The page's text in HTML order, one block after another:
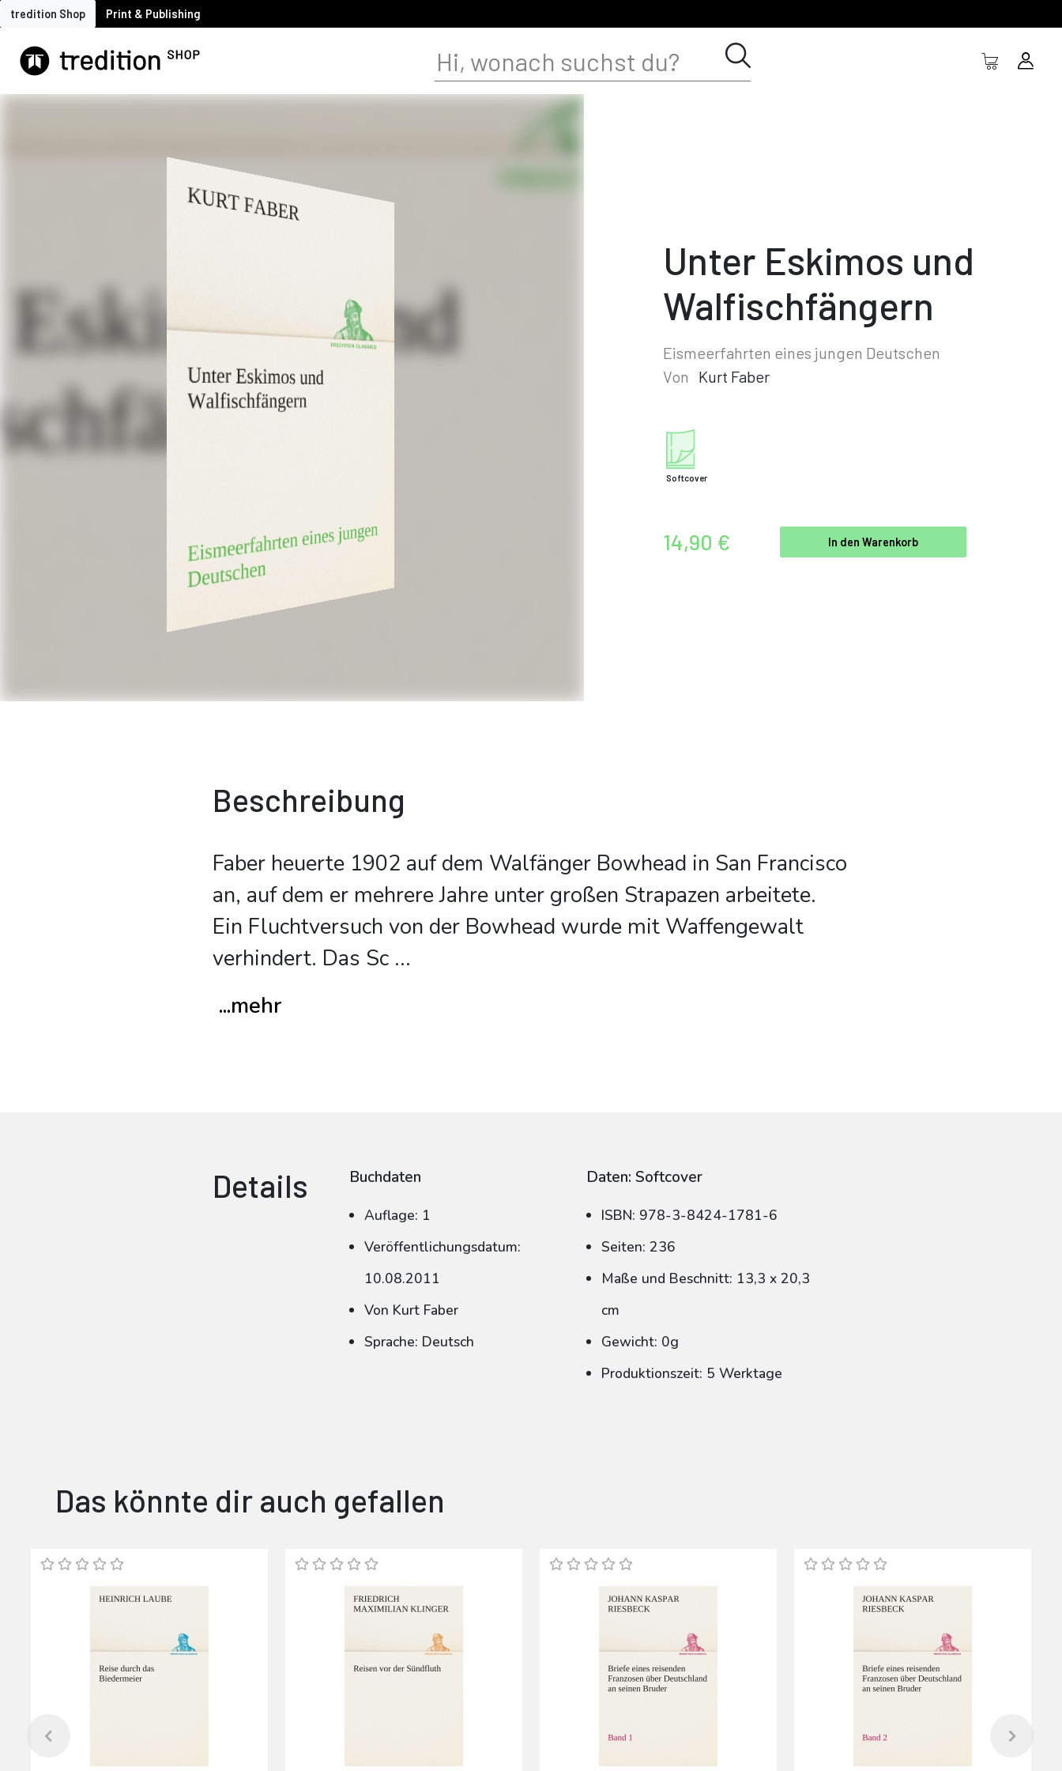
tredition Shop Print & Publishing
Unter Eskimos und
Walfischfängern
Eismeerfahrten eines jungen Deutschen
Von
Kurt Faber
Softcover
14,90 € In den Warenkorb
Beschreibung
Faber heuerte 1902 auf dem Walfänger Bowhead in San Francisco
an, auf dem er mehrere Jahre unter großen Strapazen arbeitete.
Ein Fluchtversuch von der Bowhead wurde mit Waffengewalt
verhindert. Das Sc...
...mehr
Details Buchdaten
Auflage: 1
Veröffentlichungsdatum:
10.08.2011
Von Kurt Faber
Sprache: Deutsch
Daten: Softcover
ISBN: 978-3-8424-1781-6
Seiten: 236
Maße und Beschnitt: 13,3 x 20,3
cm
Gewicht: 0g
Produktionszeit: 5 Werktage
Das könnte dir auch gefallen